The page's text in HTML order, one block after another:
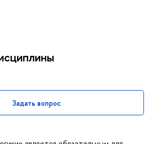
Задать вопрос